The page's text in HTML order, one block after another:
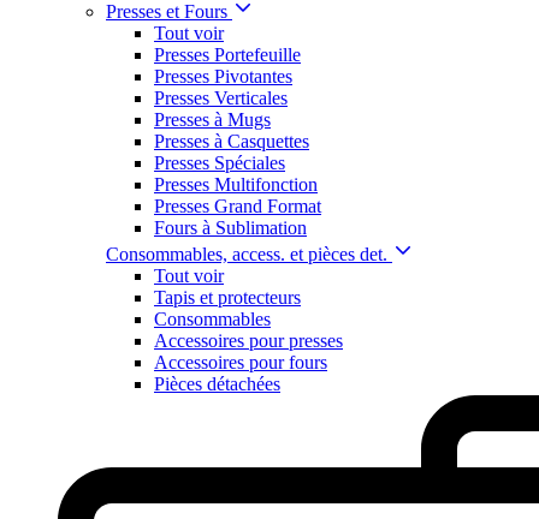
Presses et Fours
Tout voir
Presses Portefeuille
Presses Pivotantes
Presses Verticales
Presses à Mugs
Presses à Casquettes
Presses Spéciales
Presses Multifonction
Presses Grand Format
Fours à Sublimation
Consommables, access. et pièces det.
Tout voir
Tapis et protecteurs
Consommables
Accessoires pour presses
Accessoires pour fours
Pièces détachées